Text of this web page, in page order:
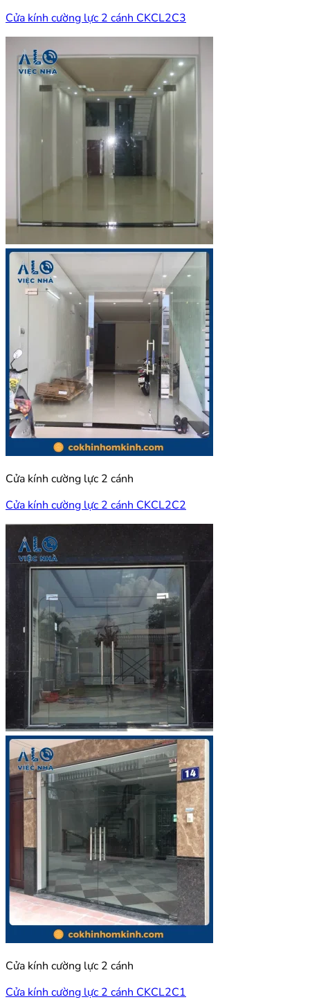
Cửa kính cường lực 2 cánh CKCL2C3
Cửa kính cường lực 2 cánh
Cửa kính cường lực 2 cánh CKCL2C2
Cửa kính cường lực 2 cánh
Cửa kính cường lực 2 cánh CKCL2C1